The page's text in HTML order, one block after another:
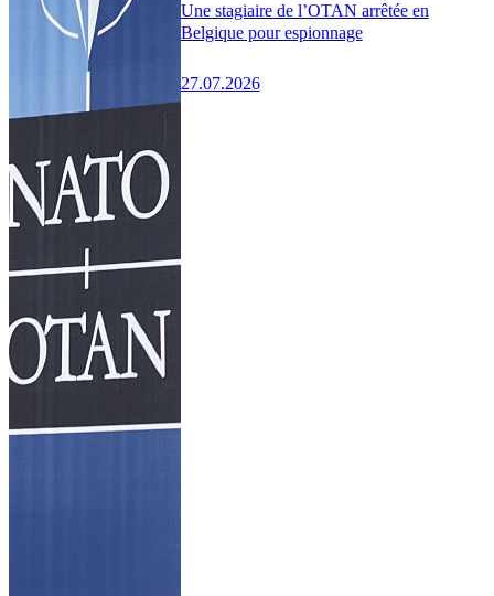
Une stagiaire de l’OTAN arrêtée en
Belgique pour espionnage
27.07.2026